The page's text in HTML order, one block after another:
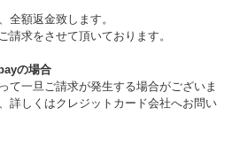
全額返金致します。
請求をさせて頂いております。
の場合
て一旦ご請求が発生する場合がございま
詳しくはクレジットカード会社へお問い